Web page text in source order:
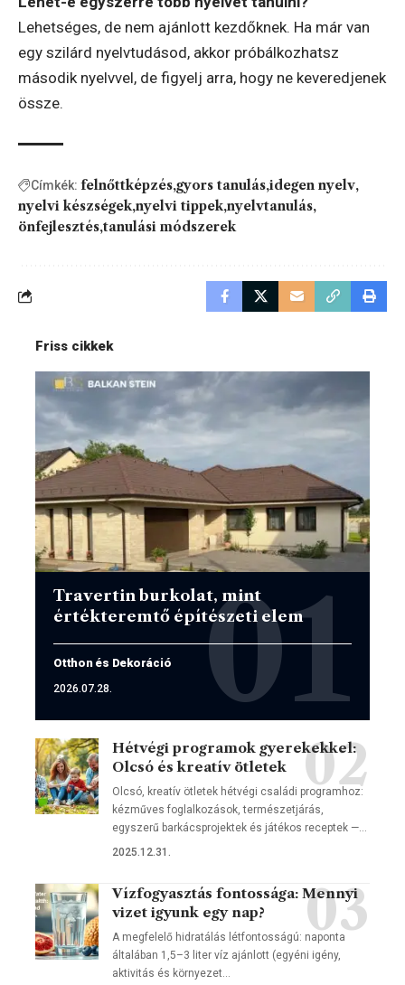
Lehetséges, de nem ajánlott kezdőknek. Ha már van
egy szilárd nyelvtudásod, akkor próbálkozhatsz
második nyelvvel, de figyelj arra, hogy ne keveredjenek
össze.
Címkék: felnőttképzés gyors tanulás idegen nyelv
nyelvi készségek nyelvi tippek nyelvtanulás
önfejlesztés tanulási módszerek
Friss cikkek
Travertin burkolat, mint
értékteremtő építészeti elem
Otthon és Dekoráció
2026.07.28.
Hétvégi programok gyerekekkel:
Olcsó és kreatív ötletek
Olcsó, kreatív ötletek hétvégi családi programhoz:
kézműves foglalkozások, természetjárás,
egyszerű barkácsprojektek és játékos receptek —…
2025.12.31.
Vízfogyasztás fontossága: Mennyi
vizet igyunk egy nap?
A megfelelő hidratálás létfontosságú: naponta
általában 1,5–3 liter víz ajánlott (egyéni igény,
aktivitás és környezet…